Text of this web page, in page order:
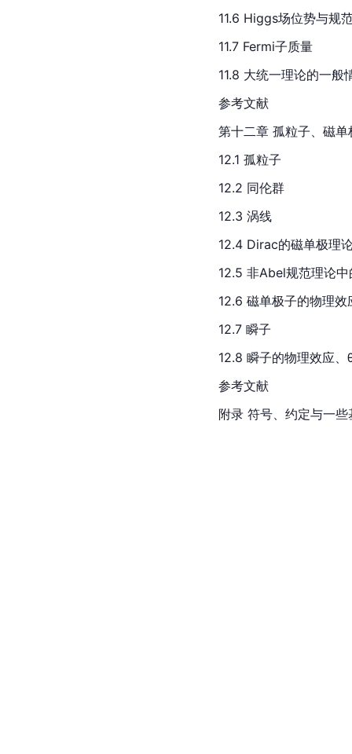
11.6 Higgs场位势与规
11.7 Fermi子质量
11.8 大统一理论的一般
参考文献
第十二章 孤粒子、磁单
12.1 孤粒子
12.2 同伦群
12.3 涡线
12.4 Dirac的磁单极理
12.5 非Abel规范理论
12.6 磁单极子的物理效
12.7 瞬子
12.8 瞬子的物理效应、
参考文献
附录 符号、约定与一些